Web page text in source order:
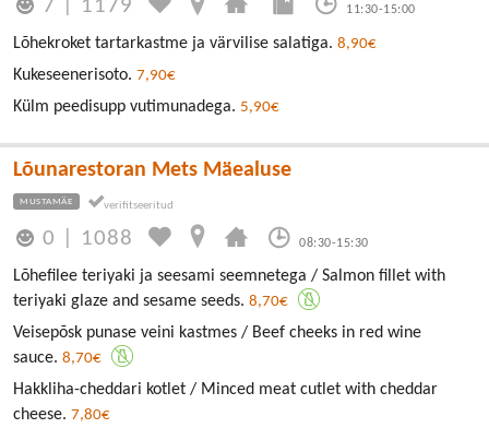
7 1179 11:30-15:00
Lõhekroket tartarkastme ja värvilise salatiga. 8,90€
Kukeseenerisoto. 7,90€
Külm peedisupp vutimunadega. 5,90€
Lõunarestoran Mets Mäealuse
MUSTAMÄE
0 1088 08:30-15:30
Lõhefilee teriyaki ja seesami seemnetega / Salmon fillet with
teriyaki glaze and sesame seeds. 8,70€
Veisepõsk punase veini kastmes / Beef cheeks in red wine
sauce. 8,70€
Hakkliha-cheddari kotlet / Minced meat cutlet with cheddar
cheese. 7,80€